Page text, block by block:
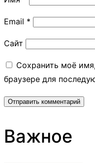
Email *
Сайт
Сохранить моё
браузере для
Важное